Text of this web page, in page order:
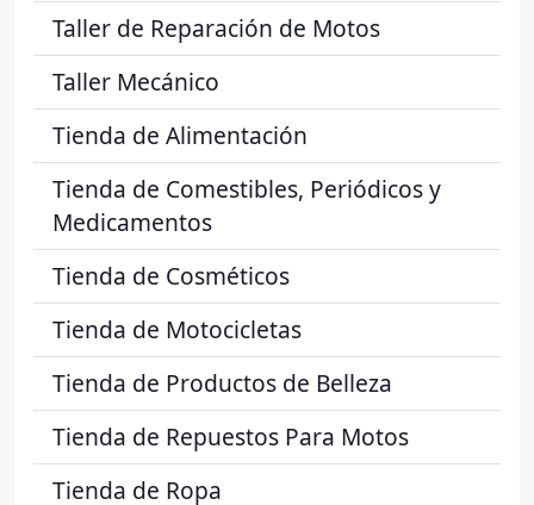
Taller de Reparación de Motos
Taller Mecánico
Tienda de Alimentación
Tienda de Comestibles, Periódicos y
Medicamentos
Tienda de Cosméticos
Tienda de Motocicletas
Tienda de Productos de Belleza
Tienda de Repuestos Para Motos
Tienda de Ropa